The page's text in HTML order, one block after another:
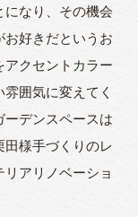
なり、その機会
好きだというお
クセントカラー
囲気に変えてく
デンスペースは
様手づくりのレ
アリノベーショ